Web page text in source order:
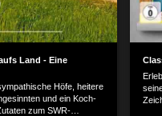
Land - Eine
Höfe, heitere
und ein Koch-
zum SWR-